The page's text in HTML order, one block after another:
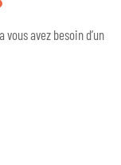
avez besoin d’un